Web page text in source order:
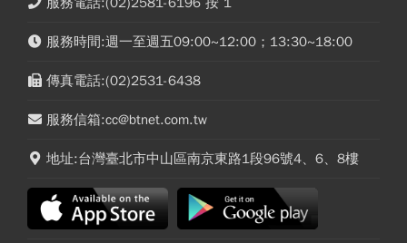
服務時間:週一至週五09:00~12:00；13:30~18:00
傳真電話:(02)2531-6438
服務信箱:cc@btnet.com.tw
地址:台灣臺北市中山區南京東路1段96號4、6、8樓